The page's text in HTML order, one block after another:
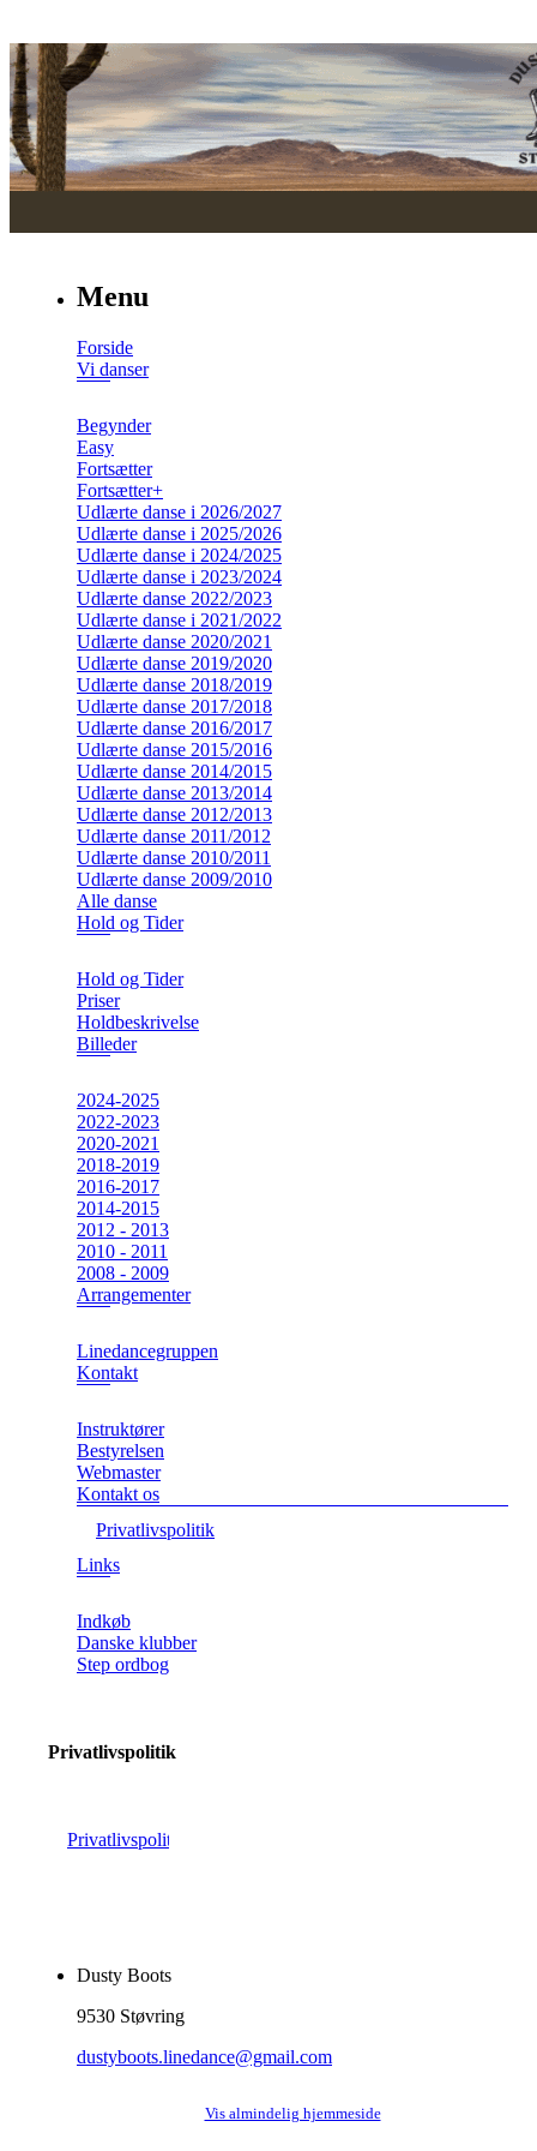
Menu
Forside
Vi danser
Begynder
Easy
Fortsætter
Fortsætter+
Udlærte danse i 2026/2027
Udlærte danse i 2025/2026
Udlærte danse i 2024/2025
Udlærte danse i 2023/2024
Udlærte danse 2022/2023
Udlærte danse i 2021/2022
Udlærte danse 2020/2021
Udlærte danse 2019/2020
Udlærte danse 2018/2019
Udlærte danse 2017/2018
Udlærte danse 2016/2017
Udlærte danse 2015/2016
Udlærte danse 2014/2015
Udlærte danse 2013/2014
Udlærte danse 2012/2013
Udlærte danse 2011/2012
Udlærte danse 2010/2011
Udlærte danse 2009/2010
Alle danse
Hold og Tider
Hold og Tider
Priser
Holdbeskrivelse
Billeder
2024-2025
2022-2023
2020-2021
2018-2019
2016-2017
2014-2015
2012 - 2013
2010 - 2011
2008 - 2009
Arrangementer
Linedancegruppen
Kontakt
Instruktører
Bestyrelsen
Webmaster
Kontakt os
Privatlivspolitik
Links
Indkøb
Danske klubber
Step ordbog
Privatlivspolitik
Privatlivspolitik
Dusty Boots
9530 Støvring
dustyboots.linedance@gmail.com
Vis almindelig hjemmeside